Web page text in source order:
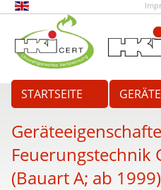
STARTSEITE GERÄTE
Feuerungstechnik
(Bauart A; ab 1999)